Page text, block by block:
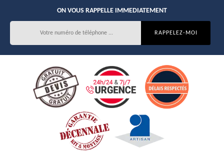
ON VOUS RAPPELLE IMMEDIATEMENT